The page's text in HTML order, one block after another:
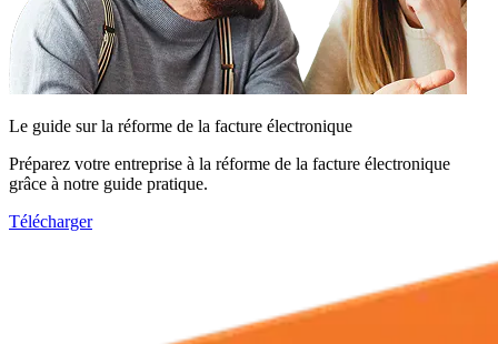
Le guide sur la réforme de la facture électronique
Préparez votre entreprise à la réforme de la facture électronique
grâce à notre guide pratique.
Télécharger